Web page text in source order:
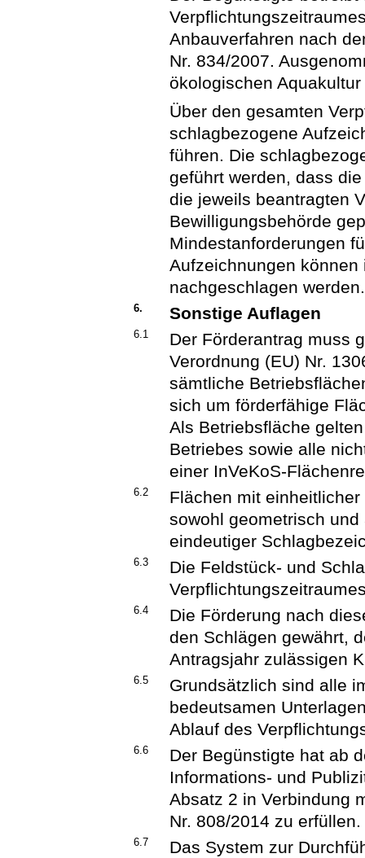
Anbauverfahren nach
Nr. 834/2007.
ökologischen
Über den gesamten
schlagbezogene
führen. Die
geführt werden, dass
die jeweils beantragten
Bewilligungsbehörde
Mindestanforderungen
Aufzeichnungen
nachgeschlagen werden.
6. Sonstige Auflagen
6.1
Der Förderantrag muss
Verordnung (EU) Nr.
sämtliche
sich um förderfähige
Als Betriebsfläche
Betriebes sowie alle
einer InVeKoS-
6.2
Flächen mit
sowohl geometrisch
eindeutiger
6.3
Die Feldstück- und
6.4
Die Förderung nach
den Schlägen gewährt,
Antragsjahr zulässigen
6.5
Grundsätzlich sind alle
bedeutsamen
Ablauf des
6.6
Der Begünstigte hat ab
Informations- und
Absatz 2 in Verbindung
Nr. 808/2014 zu erfüllen.
6.7
Das System zur